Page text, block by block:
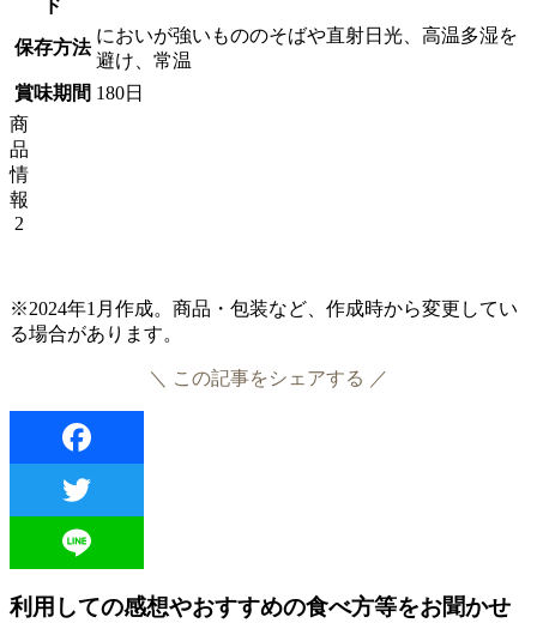
ド
保存方法
においが強いもののそばや直射日光、高温多湿を
避け、常温
賞味期間 180日
商
品
情
報
2
※2024年1月作成。商品・包装など、作成時から変更してい
る場合があります。
＼ この記事をシェアする ／
利用しての感想やおすすめの食べ方等をお聞かせ